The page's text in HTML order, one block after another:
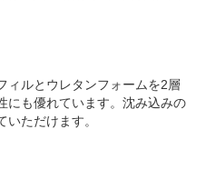
ィルとウレタンフォームを2層
にも優れています。沈み込みの
ただけます。